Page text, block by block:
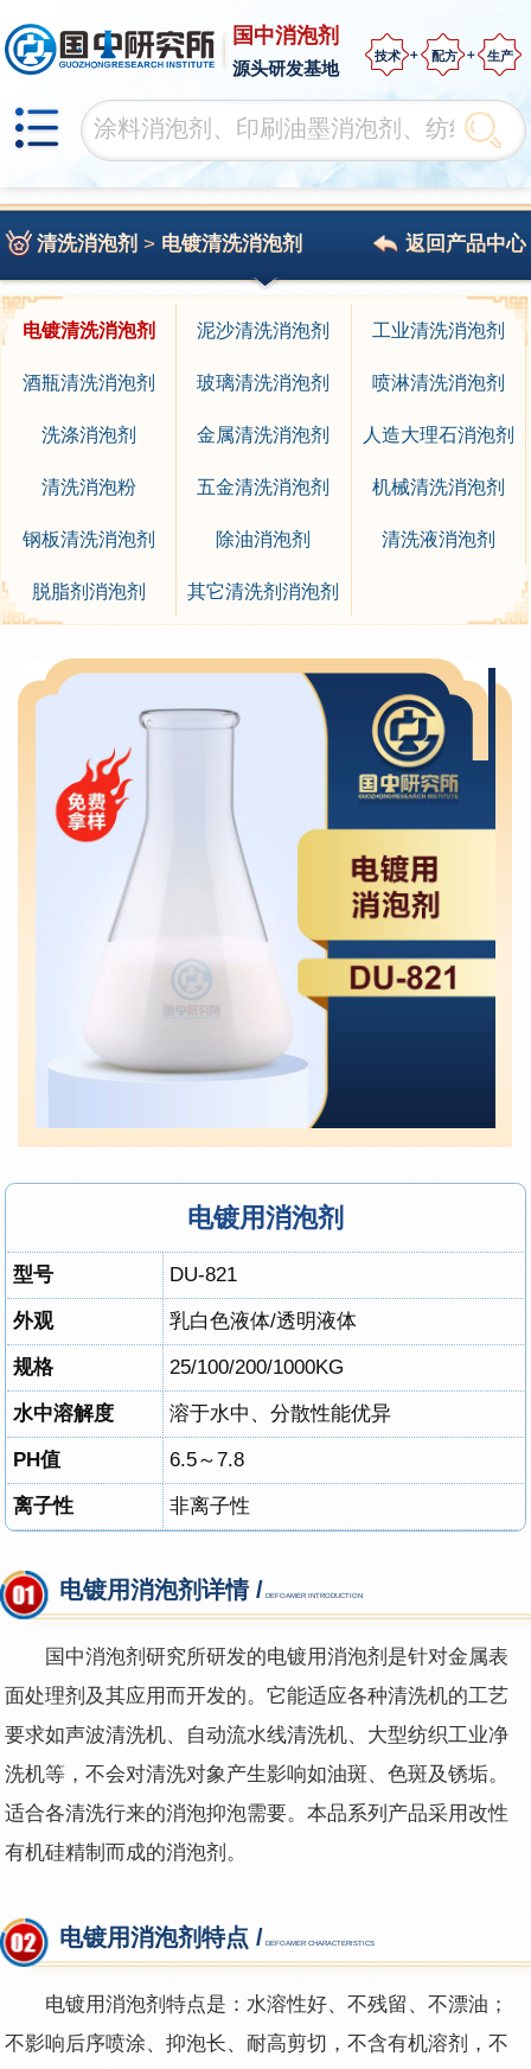
国中消泡剂
源头研发基地
技术 配方 生产
清洗消泡剂 > 电镀清洗消泡剂 返回产品中心
电镀清洗消泡剂 泥沙清洗消泡剂 工业清洗消泡剂
酒瓶清洗消泡剂 玻璃清洗消泡剂 喷淋清洗消泡剂
洗涤消泡剂 金属清洗消泡剂 人造大理石消泡剂
清洗消泡粉 五金清洗消泡剂 机械清洗消泡剂
钢板清洗消泡剂 除油消泡剂 清洗液消泡剂
脱脂剂消泡剂 其它清洗剂消泡剂
电镀用消泡剂
型号 DU-821
外观 乳白色液体/透明液体
规格 25/100/200/1000KG
水中溶解度 溶于水中、分散性能优异
PH值 6.5～7.8
离子性 非离子性
电镀用消泡剂详情 / DEFOAMER INTRODUCTION
国中消泡剂研究所研发的电镀用消泡剂是针对金属表
面处理剂及其应用而开发的。它能适应各种清洗机的工艺
要求如声波清洗机、自动流水线清洗机、大型纺织工业净
洗机等，不会对清洗对象产生影响如油斑、色斑及锈垢。
适合各清洗行来的消泡抑泡需要。本品系列产品采用改性
有机硅精制而成的消泡剂。
电镀用消泡剂特点 / DEFOAMER CHARACTERISTICS
电镀用消泡剂特点是：水溶性好、不残留、不漂油；
不影响后序喷涂、抑泡长、耐高剪切，不含有机溶剂，不